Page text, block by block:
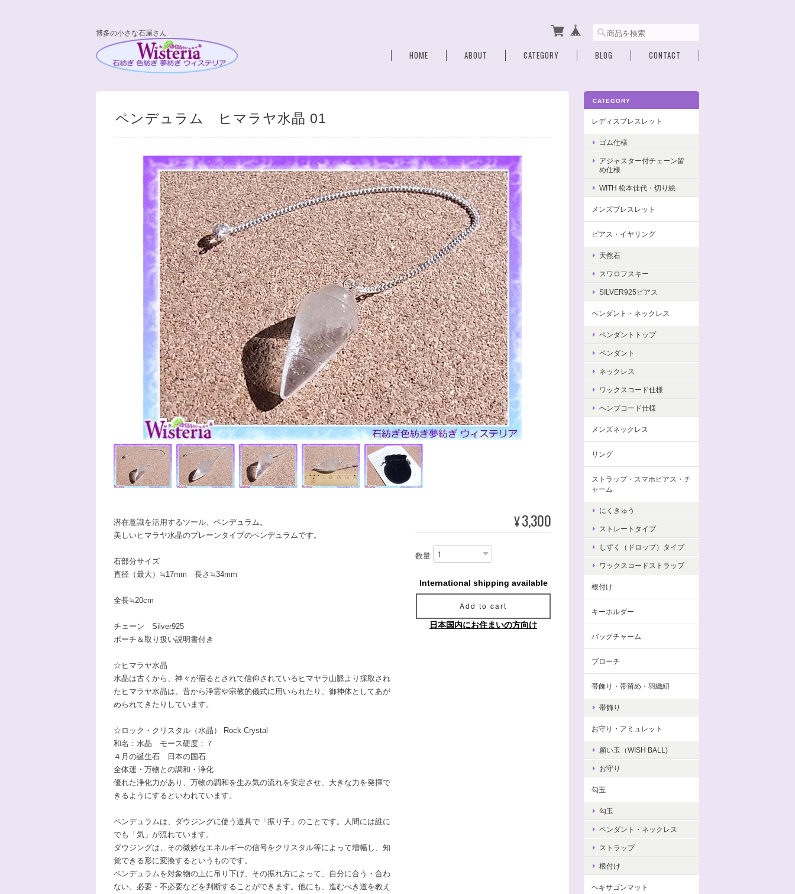
博多の小さな石屋さん
HOME ABOUT CATEGORY BLOG CONTACT
ペンデュラム ヒマラヤ水晶 01
潜在意識を活用するツール、ペンデュラム。
美しいヒマラヤ水晶のプレーンタイプのペンデュラムです。
石部分サイズ
直径（最大）≒17mm 長さ≒34mm
全長≒20cm
チェーン Silver925
ポーチ＆取り扱い説明書付き
☆ヒマラヤ水晶
水晶は古くから、神々が宿るとされて信仰されているヒマヤラ山脈より採取され
たヒマラヤ水晶は、昔から浄霊や宗教的儀式に用いられたり、御神体としてあが
められてきたりしています。
☆ロック・クリスタル（水晶） Rock Crystal
和名：水晶 モース硬度：７
４月の誕生石 日本の国石
全体運・万物との調和・浄化
優れた浄化力があり、万物の調和を生み気の流れを安定させ、大きな力を発揮で
きるようにするといわれています。
ペンデュラムは、ダウジングに使う道具で「振り子」のことです。人間には誰に
でも「気」が流れています。
ダウジングは、その微妙なエネルギーの信号をクリスタル等によって増幅し、知
覚できる形に変換するというものです。
ペンデュラムを対象物の上に吊り下げ、その振れ方によって、自分に合う・合わ
ない、必要・不必要などを判断することができます。他にも、進むべき道を教え
¥3,300
数量
International shipping available
Add to cart
日本国内にお住まいの方向け
CATEGORY
レディスブレスレット
ゴム仕様
アジャスター付チェーン留
め仕様
WITH 松本佳代・切り絵
メンズブレスレット
ピアス・イヤリング
天然石
スワロフスキー
SILVER925ピアス
ペンダント・ネックレス
ペンダントトップ
ペンダント
ネックレス
ワックスコード仕様
ヘンプコード仕様
メンズネックレス
リング
ストラップ・スマホピアス・チ
ャーム
にくきゅう
ストレートタイプ
しずく（ドロップ）タイプ
ワックスコードストラップ
根付け
キーホルダー
バッグチャーム
ブローチ
帯飾り・帯留め・羽織紐
帯飾り
お守り・アミュレット
願い玉（WISH BALL)
お守り
勾玉
勾玉
ペンダント・ネックレス
ストラップ
根付け
ヘキサゴンマット